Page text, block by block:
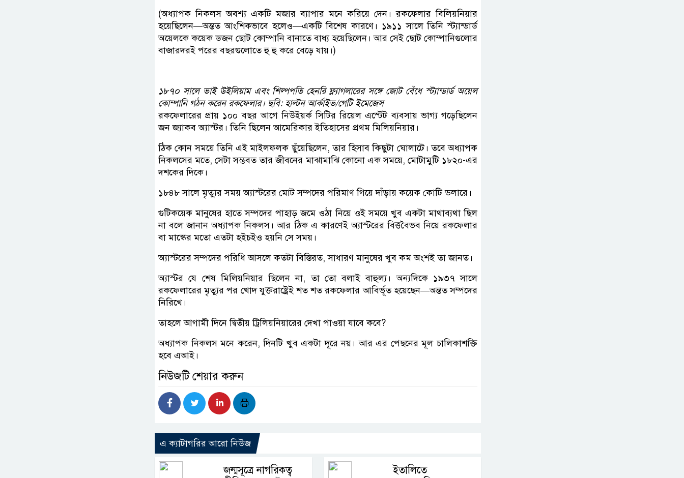
(অধ্যাপক নিকলস অবশ্য একটি মজার ব্যাপার মনে করিয়ে দেন। রকফেলার বিলিয়নিয়ার
হয়েছিলেন—অন্তত আংশিকভাবে হলেও—একটি বিশেষ কারণে। ১৯১১ সালে তিনি স্ট্যান্ডার্ড
অয়েলকে কয়েক ডজন ছোট কোম্পানি বানাতে বাধ্য হয়েছিলেন। আর সেই ছোট কোম্পানিগুলোর
বাজারদরই পরের বছরগুলোতে হু হু করে বেড়ে যায়।)
১৮৭০ সালে ভাই উইলিয়াম এবং শিল্পপতি হেনরি ফ্ল্যাগলারের সঙ্গে জোট বেঁধে স্ট্যান্ডার্ড অয়েল
কোম্পানি গঠন করেন রকফেলার। ছবি: হাল্টন আর্কাইভ/গেটি ইমেজেস
রকফেলারের প্রায় ১০০ বছর আগে নিউইয়র্ক সিটির রিয়েল এস্টেট ব্যবসায় ভাগ্য গড়েছিলেন
জন জ্যাকব অ্যাস্টর। তিনি ছিলেন আমেরিকার ইতিহাসের প্রথম মিলিয়নিয়ার।
ঠিক কোন সময়ে তিনি এই মাইলফলক ছুঁয়েছিলেন, তার হিসাব কিছুটা ঘোলাটে। তবে অধ্যাপক
নিকলসের মতে, সেটা সম্ভবত তার জীবনের মাঝামাঝি কোনো এক সময়ে, মোটামুটি ১৮২০-এর
দশকের দিকে।
১৮৪৮ সালে মৃত্যুর সময় অ্যাস্টরের মোট সম্পদের পরিমাণ গিয়ে দাঁড়ায় কয়েক কোটি ডলারে।
গুটিকয়েক মানুষের হাতে সম্পদের পাহাড় জমে ওঠা নিয়ে ওই সময়ে খুব একটা মাথাব্যথা ছিল
না বলে জানান অধ্যাপক নিকলস। আর ঠিক এ কারণেই অ্যাস্টরের বিত্তবৈভব নিয়ে রকফেলার
বা মাস্কের মতো এতটা হইচইও হয়নি সে সময়।
অ্যাস্টরের সম্পদের পরিধি আসলে কতটা বিস্তিরত, সাধারণ মানুষের খুব কম অংশই তা জানত।
অ্যাস্টর যে শেষ মিলিয়নিয়ার ছিলেন না, তা তো বলাই বাহুল্য। অন্যদিকে ১৯৩৭ সালে
রকফেলারের মৃত্যুর পর খোদ যুক্তরাষ্ট্রেই শত শত রকফেলার আবির্ভূত হয়েছেন—অন্তত সম্পদের
নিরিখে।
তাহলে আগামী দিনে দ্বিতীয় ট্রিলিয়নিয়ারের দেখা পাওয়া যাবে কবে?
অধ্যাপক নিকলস মনে করেন, দিনটি খুব একটা দূরে নয়। আর এর পেছনের মূল চালিকাশক্তি
হবে এআই।
নিউজটি শেয়ার করুন
এ ক্যাটাগরির আরো নিউজ
জন্মসূত্রে নাগরিকত্ব
ইতালিতে